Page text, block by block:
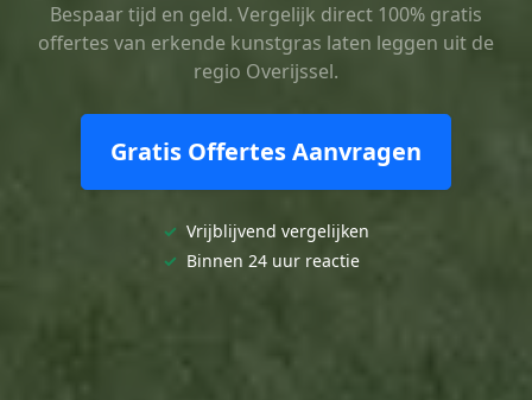
Bespaar tijd en geld. Vergelijk direct 100% gratis
offertes van erkende kunstgras laten leggen uit de
regio Overijssel.
Gratis Offertes Aanvragen
✓ Vrijblijvend vergelijken
✓ Binnen 24 uur reactie